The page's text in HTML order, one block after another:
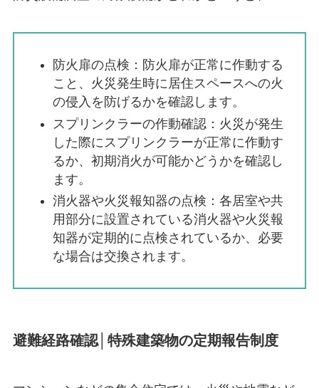
防火扉の点検：防火扉が正常に作動する
こと、火災発生時に居住スペースへの火
の侵入を防げるかを確認します。
スプリンクラーの作動確認：火災が発生
した際にスプリンクラーが正常に作動す
るか、初期消火が可能かどうかを確認し
ます。
消火器や火災報知器の点検：各居室や共
用部分に設置されている消火器や火災報
知器が定期的に点検されているか、必要
な場合は交換されます。
避難経路確認│特殊建築物の定期報告制度